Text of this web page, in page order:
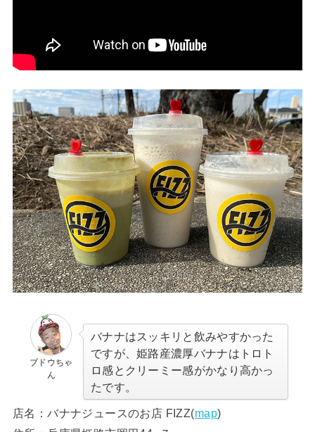
ブドウちゃ
ん
バナナはスッキリと飲みやすかった
ですが、姫路産濃厚バナナはトロト
ロ感とクリーミー感がかなり高かっ
たです。
店名：バナナジュースのお店 FIZZ(map)